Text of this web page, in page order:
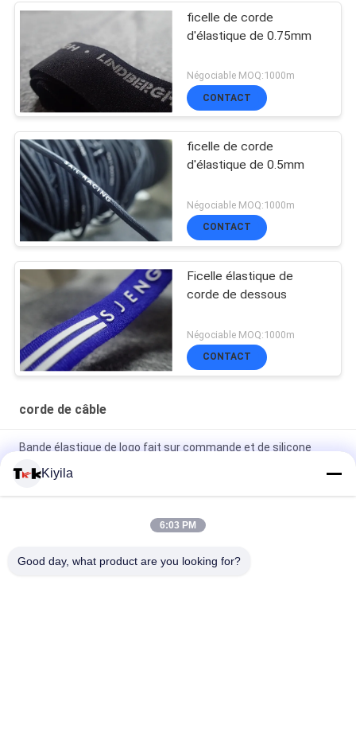
ficelle de corde
d'élastique de 0.75mm
Négociable MOQ:1000m
CONTACT
ficelle de corde
d'élastique de 0.5mm
Négociable MOQ:1000m
CONTACT
Ficelle élastique de
corde de dessous
Négociable MOQ:1000m
CONTACT
corde de câble
Bande élastique de logo fait sur commande et de silicone
OEM/ODM en nylon plats de corde de haute corde non
élastique de la ténacité 3cm disponible
le logo de relief
Kiyila
6:03 PM
Good day, what product are you looking for?